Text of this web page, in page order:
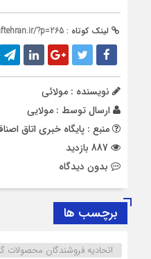
لینک کوتاه : ?p=265
نویسنده : مولائی
ارسال توسط : مولایی
منبع : پایگاه خبری اتاق
بدون دیدگاه
برچسب ها
اتحادیه فروشندگان محصولات